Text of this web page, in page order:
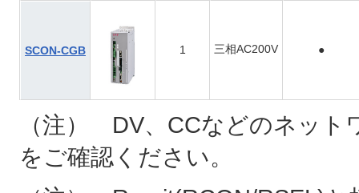
SCON-CGB 1 三相AC200V ●
（注） DV、CCなどのネット
をご確認ください。